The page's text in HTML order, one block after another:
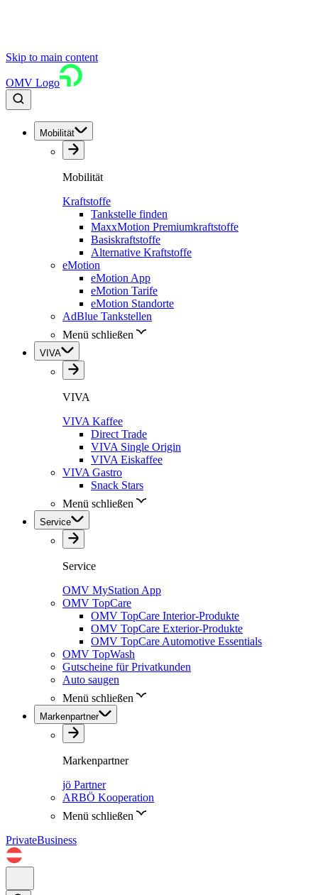
Skip to main content
OMV Logo
Mobilität
Mobilität
Kraftstoffe
Tankstelle finden
MaxxMotion Premiumkraftstoffe
Basiskraftstoffe
Alternative Kraftstoffe
eMotion
eMotion App
eMotion Tarife
eMotion Standorte
AdBlue Tankstellen
Menü schließen
VIVA
VIVA
VIVA Kaffee
Direct Trade
VIVA Single Origin
VIVA Eiskaffee
VIVA Gastro
Snack Stars
Menü schließen
Service
Service
OMV MyStation App
OMV TopCare
OMV TopCare Interior-Produkte
OMV TopCare Exterior-Produkte
OMV TopCare Automotive Essentials
OMV TopWash
Gutscheine für Privatkunden
Auto saugen
Menü schließen
Markenpartner
Markenpartner
jö Partner
ARBÖ Kooperation
Menü schließen
PrivateBusiness